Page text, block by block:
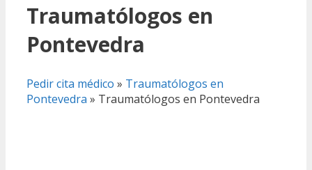
Traumatólogos en
Pontevedra
Pedir cita médico » Traumatólogos en
Pontevedra » Traumatólogos en Pontevedra